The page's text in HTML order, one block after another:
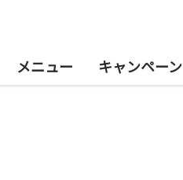
メニュー キャンペーン